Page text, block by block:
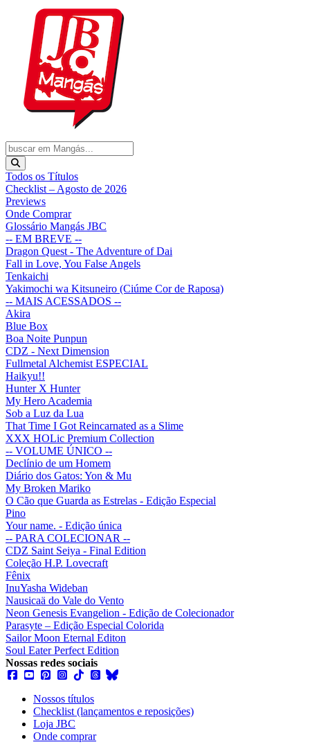
Todos os Títulos
Checklist – Agosto de 2026
Previews
Onde Comprar
Glossário Mangás JBC
-- EM BREVE --
Dragon Quest - The Adventure of Dai
Fall in Love, You False Angels
Tenkaichi
Yakimochi wa Kitsuneiro (Ciúme Cor de Raposa)
-- MAIS ACESSADOS --
Akira
Blue Box
Boa Noite Punpun
CDZ - Next Dimension
Fullmetal Alchemist ESPECIAL
Haikyu!!
Hunter X Hunter
My Hero Academia
Sob a Luz da Lua
That Time I Got Reincarnated as a Slime
XXX HOLic Premium Collection
-- VOLUME ÚNICO --
Declínio de um Homem
Diário dos Gatos: Yon & Mu
My Broken Mariko
O Cão que Guarda as Estrelas - Edição Especial
Pino
Your name. - Edição única
-- PARA COLECIONAR --
CDZ Saint Seiya - Final Edition
Coleção H.P. Lovecraft
Fênix
InuYasha Wideban
Nausicaä do Vale do Vento
Neon Genesis Evangelion - Edição de Colecionador
Parasyte – Edição Especial Colorida
Sailor Moon Eternal Editon
Soul Eater Perfect Edition
Nossas redes sociais
Nossos títulos
Checklist (lançamentos e reposições)
Loja JBC
Onde comprar